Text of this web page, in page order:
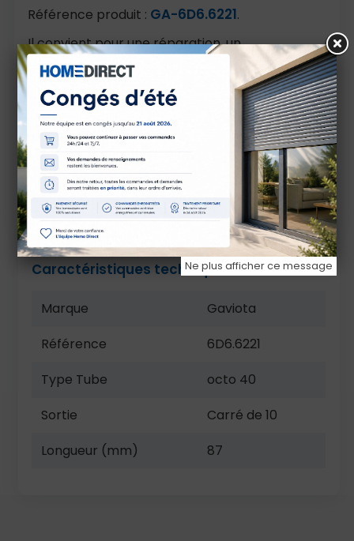
Référence produit : GA-6D6.6221.
Il convient pour une réparation, un
remplacement de pièce ou un montage neuf, à
condition de vérifier les dimensions, le diamètre,
le type de tube et la compatibilité avec
l’installation existante.
Avant commande, contrôlez les cotes, le sens
de montage, la matière et les références
compatibles. En cas de doute, comparez avec
la pièce d’origine ou contactez-nous avant
validation.
Caractéristiques techniques
Marque
Gaviota
Référence
6D6.6221
Type Tube
octo 40
Sortie
Carré de 10
Longueur (mm)
87
Ne plus afficher ce message